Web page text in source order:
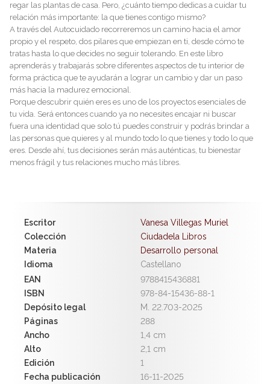
regar las plantas de casa. Pero, ¿cuánto tiempo dedicas a cuidar tu
relación más importante: la que tienes contigo mismo?
A través del Autocuidado recorreremos un camino hacia el amor
propio y el respeto, dos pilares que empiezan en ti, desde cómo te
tratas hasta lo que decides no seguir tolerando. En este libro
aprenderás y trabajarás sobre diferentes aspectos de tu interior de
forma práctica que te ayudarán a lograr un cambio y dar un paso
más hacia la madurez emocional.
Porque descubrir quién eres es uno de los proyectos esenciales de
tu vida. Será entonces cuando ya no necesites encajar ni buscar
fuera una identidad que solo tú puedes construir y podrás brindar a
las personas que quieres y al mundo todo lo que tienes y todo lo que
eres. Desde ahí, tus decisiones serán más auténticas, tu bienestar
menos frágil y tus relaciones mucho más libres.
Escritor
Vanesa Villegas Muriel
Colección
Ciudadela Libros
Materia
Desarrollo personal
Idioma
Castellano
EAN
9788415436881
ISBN
978-84-15436-88-1
Depósito legal
M. 22.703-2025
Páginas
288
Ancho
1,4 cm
Alto
2,1 cm
Edición
1
Fecha publicación
16-11-2025